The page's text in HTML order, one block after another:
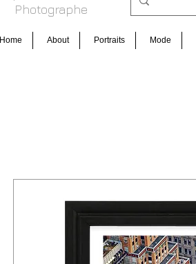
Photog raphe
Home About Portraits Mode